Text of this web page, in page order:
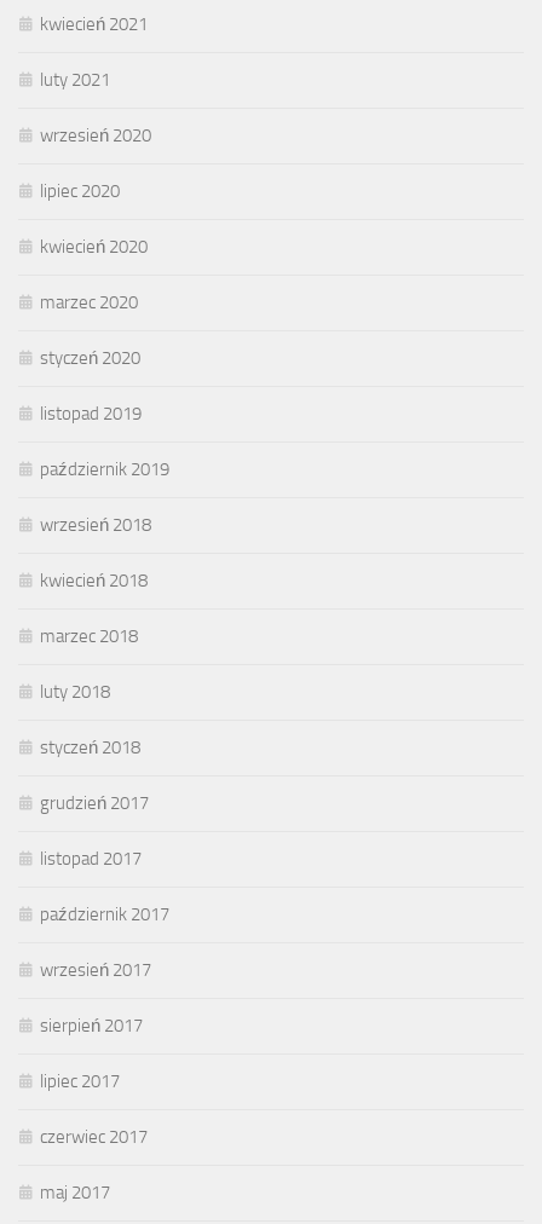
kwiecień 2021
luty 2021
wrzesień 2020
lipiec 2020
kwiecień 2020
marzec 2020
styczeń 2020
listopad 2019
październik 2019
wrzesień 2018
kwiecień 2018
marzec 2018
luty 2018
styczeń 2018
grudzień 2017
listopad 2017
październik 2017
wrzesień 2017
sierpień 2017
lipiec 2017
czerwiec 2017
maj 2017